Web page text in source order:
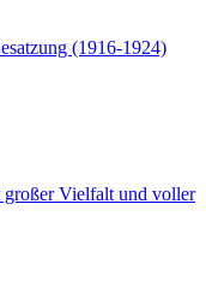
(1916-1924)
Vielfalt und voller